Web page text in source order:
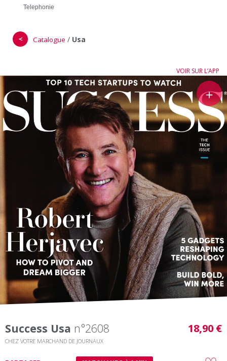
Telephonie
＜ Catalogue / Usa
VOIR SUR L’APP
＋
Success Usa n°2608
CHEZ VOTRE MARCHAND DE JOURNAUX
18,90 €